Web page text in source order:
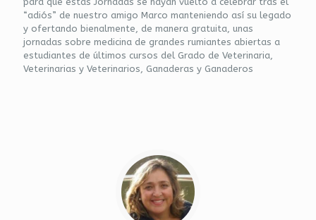
“adiós” de nuestro amigo Marco manteniendo así su legado
y ofertando bienalmente, de manera gratuita, unas
jornadas sobre medicina de grandes rumiantes abiertas a
estudiantes de últimos cursos del Grado de Veterinaria,
Veterinarias y Veterinarios, Ganaderas y Ganaderos